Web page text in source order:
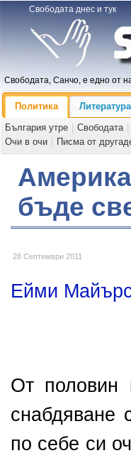
Свободата днес и тук
Свободата, Санчо, е едно от
Политика Литература
България утре
Свободата
Очи в очи
Писма от
бъде
28 Септември 2011
Ейми
От половин
снабдяване
по себе си